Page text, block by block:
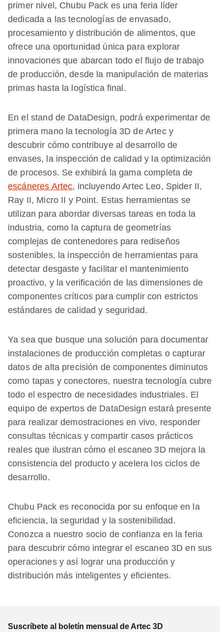
primer nivel, Chubu Pack es una feria líder
dedicada a las tecnologías de envasado,
procesamiento y distribución de alimentos, que
ofrece una oportunidad única para explorar
innovaciones que abarcan todo el flujo de trabajo
de producción, desde la manipulación de materias
primas hasta la logística final.
En el stand de DataDesign, podrá experimentar de
primera mano la tecnología 3D de Artec y
descubrir cómo contribuye al desarrollo de
envases, la inspección de calidad y la optimización
de procesos. Se exhibirá la gama completa de
escáneres Artec, incluyendo Artec Leo, Spider II,
Ray II, Micro II y Point. Estas herramientas se
utilizan para abordar diversas tareas en toda la
industria, como la captura de geometrías
complejas de contenedores para rediseños
sostenibles, la inspección de herramientas para
detectar desgaste y facilitar el mantenimiento
proactivo, y la verificación de las dimensiones de
componentes críticos para cumplir con estrictos
estándares de calidad y seguridad.
Ya sea que busque una solución para documentar
instalaciones de producción completas o capturar
datos de alta precisión de componentes diminutos
como tapas y conectores, nuestra tecnología cubre
todo el espectro de necesidades industriales. El
equipo de expertos de DataDesign estará presente
para realizar demostraciones en vivo, responder
consultas técnicas y compartir casos prácticos
reales que ilustran cómo el escaneo 3D mejora la
consistencia del producto y acelera los ciclos de
desarrollo.
Chubu Pack es reconocida por su enfoque en la
eficiencia, la seguridad y la sostenibilidad.
Conozca a nuestro socio de confianza en la feria
para descubrir cómo integrar el escaneo 3D en sus
operaciones y así lograr una producción y
distribución más inteligentes y eficientes.
Suscríbete al boletín mensual de Artec 3D